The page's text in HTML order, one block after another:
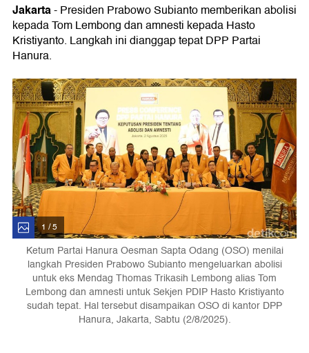
Jakarta- Presiden Prabowo Subianto memberikan abolisi
kepada Tom Lembong dan amnesti kepada Hasto
Kristiyanto. Langkah ini dianggap tepat DPP Partai
Hanura.
1 / 5
Ketum Partai Hanura Oesman Sapta Odang (OSO) menilai
langkah Presiden Prabowo Subianto mengeluarkan abolisi
untuk eks Mendag Thomas Trikasih Lembong alias Tom
Lembong dan amnesti untuk Sekjen PDIP Hasto Kristiyanto
sudah tepat. Hal tersebut disampaikan OSO di kantor DPP
Hanura, Jakarta, Sabtu (2/8/2025).